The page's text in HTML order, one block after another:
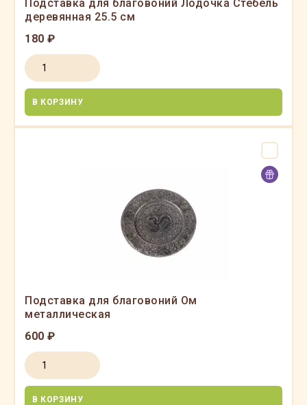
Подставка для благовоний Лодочка Стебель
деревянная 25.5 см
180 ₽
В КОРЗИНУ
Подставка для благовоний Ом
металлическая
600 ₽
В КОРЗИНУ